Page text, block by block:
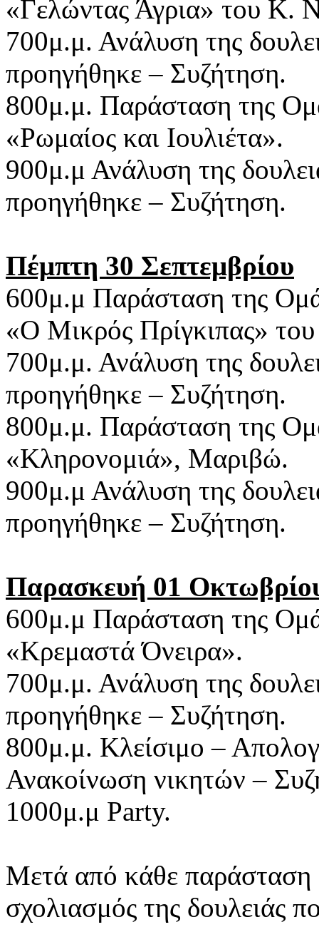
«Γελώντας Άγρια» του Κ.
700μ.μ. Ανάλυση της
προηγήθηκε – Συζήτηση.
800μ.μ. Παράσταση της
«Ρωμαίος και Ιουλιέτα».
900μ.μ Ανάλυση της
προηγήθηκε – Συζήτηση.
Πέμπτη 30 Σεπτεμβρίου
600μ.μ Παράσταση της
«Ο Μικρός Πρίγκιπας»
700μ.μ. Ανάλυση της
προηγήθηκε – Συζήτηση.
800μ.μ. Παράσταση της
«Κληρονομιά», Μαριβώ.
900μ.μ Ανάλυση της
προηγήθηκε – Συζήτηση.
Παρασκευή 01
600μ.μ Παράσταση της
«Κρεμαστά Όνειρα».
700μ.μ. Ανάλυση της
προηγήθηκε – Συζήτηση.
800μ.μ. Κλείσιμο –
Ανακοίνωση νικητών –
1000μ.μ Party.
Μετά από κάθε παράσταση
σχολιασμός της δουλειάς